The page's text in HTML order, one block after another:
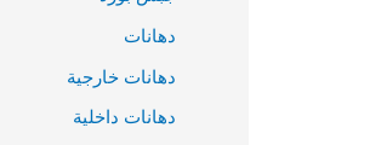
دهانات
دهانات خارجية
دهانات داخلية